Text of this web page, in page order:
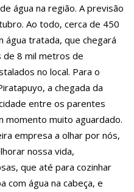
durante homenagem a
conhecido como o gay do JN”,
Ribeiro
no Sudão e rivais voltam a se
resultado preliminar do
2023
que m4tou companheira em
era “ciumenta”
será investigado por crime de
xingar Brasil
terminou após cantor se
Magalhães
água na região. A previsão
Ao todo, cerca de 450
água tratada, que chegará
de 8 mil metros de
no local. Para o
a chegada da
entre os parentes
momento muito aguardado.
empresa a olhar por nós,
nossa vida,
que até para cozinhar
com água na cabeça, e